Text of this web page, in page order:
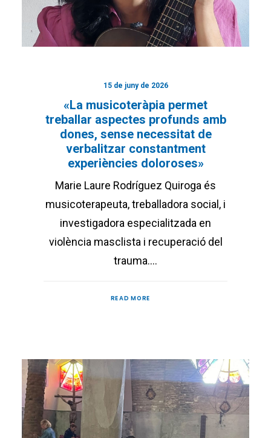
15 de juny de 2026
«La musicoteràpia permet
treballar aspectes profunds amb
dones, sense necessitat de
verbalitzar constantment
experiències doloroses»
Marie Laure Rodríguez Quiroga és
musicoterapeuta, treballadora social, i
investigadora especialitzada en
violència masclista i recuperació del
trauma.…
READ MORE